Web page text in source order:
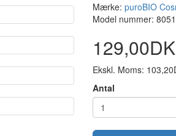
Mærke: puroBIO
Model nummer:
Ekskl. Moms:
Antal